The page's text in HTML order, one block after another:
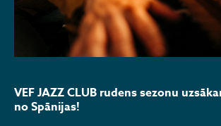
VEF JAZZ CLUB rudens sezonu
no Spānijas!